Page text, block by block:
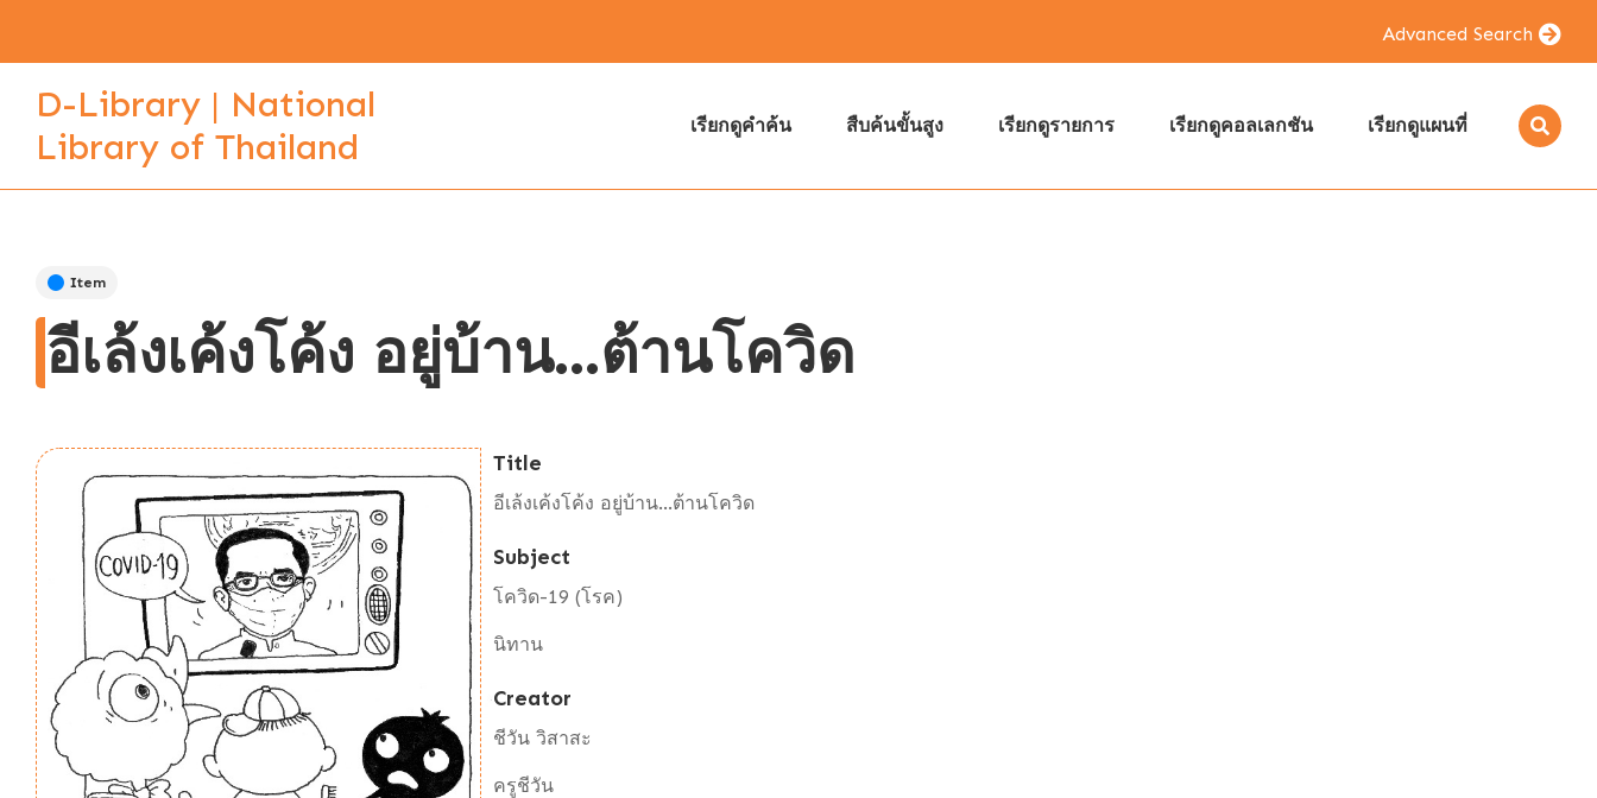
Advanced Search
D-Library | National
Library of Thailand
เรียกดูคำค้น สืบค้นขั้นสูง เรียกดูรายการ เรียกดูคอลเลกชัน เรียกดูแผนที่
Item
อีเล้งเค้งโค้ง อยู่บ้าน...ต้านโควิด
Title
อีเล้งเค้งโค้ง อยู่บ้าน...ต้านโควิด
Subject
โควิด-19 (โรค)
นิทาน
Creator
ชีวัน วิสาสะ
ครูชีวัน